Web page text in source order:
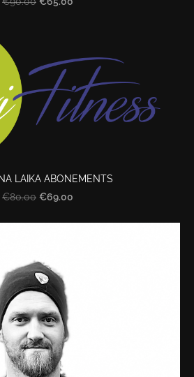
LAIKA ABONEMENTS
€80.00 €69.00